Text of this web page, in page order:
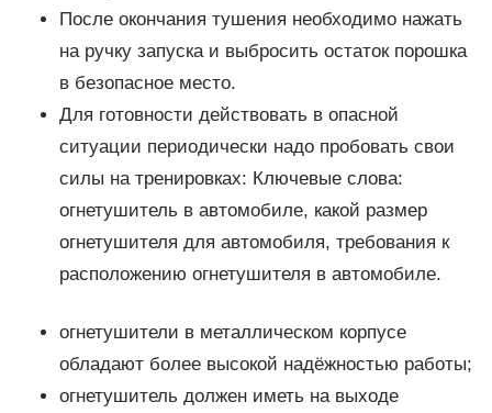
После окончания тушения необходимо нажать
на ручку запуска и выбросить остаток порошка
в безопасное место.
Для готовности действовать в опасной
ситуации периодически надо пробовать свои
силы на тренировках: Ключевые слова:
огнетушитель в автомобиле, какой размер
огнетушителя для автомобиля, требования к
расположению огнетушителя в автомобиле.
огнетушители в металлическом корпусе
обладают более высокой надёжностью работы;
огнетушитель должен иметь на выходе